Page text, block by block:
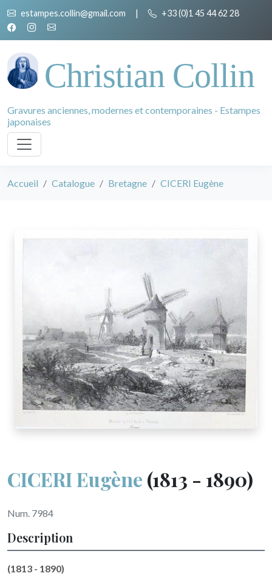
estampes.collin@gmail.com | +33 (0)1 45 44 62 28
Christian Collin
Gravures anciennes, modernes et contemporaines - Estampes
japonaises
Accueil Catalogue Bretagne CICERI Eugène
CICERI Eugène (1813 - 1890)
Num. 7984
Description
(1813 - 1890)